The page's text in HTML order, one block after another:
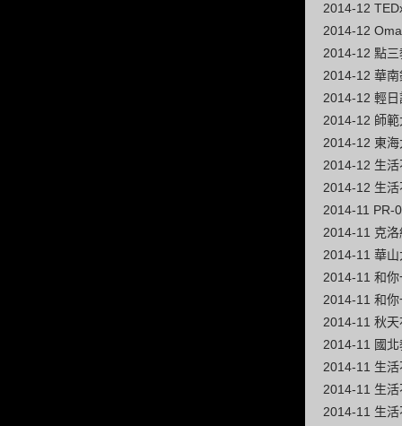
2014-12
2014-12
2014-12 點三
2014-12 華
2014-12 輕
2014-12 師
2014-12 東
2014-12 生活
2014-12 生活
2014-11 PR-
2014-11 克
2014-11 華
2014-11 和你
2014-11 和你
2014-11 秋天
2014-11 國北
2014-11 生活
2014-11 生活
2014-11 生活